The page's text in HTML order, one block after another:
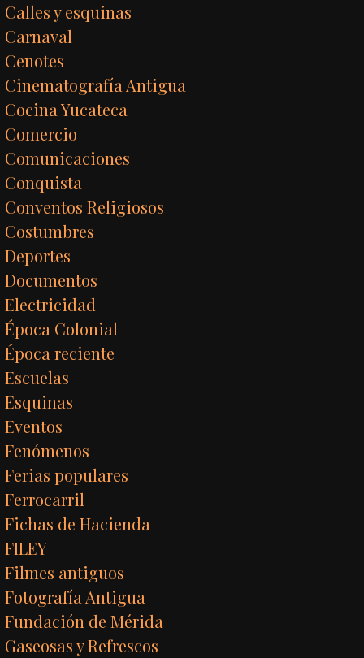
Calles y esquinas
Carnaval
Cenotes
Cinematografía Antigua
Cocina Yucateca
Comercio
Comunicaciones
Conquista
Conventos Religiosos
Costumbres
Deportes
Documentos
Electricidad
Época Colonial
Época reciente
Escuelas
Esquinas
Eventos
Fenómenos
Ferias populares
Ferrocarril
Fichas de Hacienda
FILEY
Filmes antiguos
Fotografía Antigua
Fundación de Mérida
Gaseosas y Refrescos